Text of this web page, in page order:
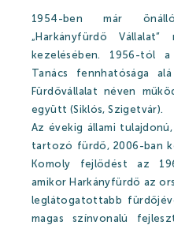
Gyógyvíz
Harka Vízivilág
Gyógykezelések
Szaunavilág
Fedett Gyermekvilág
Wellness és spa
Harkányi Thermal
1954-ben már
„Harkányfürdő
kezelésében. 1956-tól
Tanács fennhatósága
Fürdővállalat néven
együtt (Siklós, Szigetvár).
Az évekig állami
tartozó fürdő, 2006-ban
Komoly fejlődést az
amikor Harkányfürdő az
leglátogatottabb
magas színvonalú